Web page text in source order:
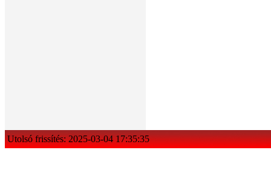
Utolsó frissítés: 2025-03-04 17:35:35